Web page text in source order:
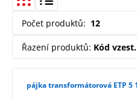
Počet produktů: 12
Řazení produktů: Kód vzest.
pájka transformátorová ETP 5